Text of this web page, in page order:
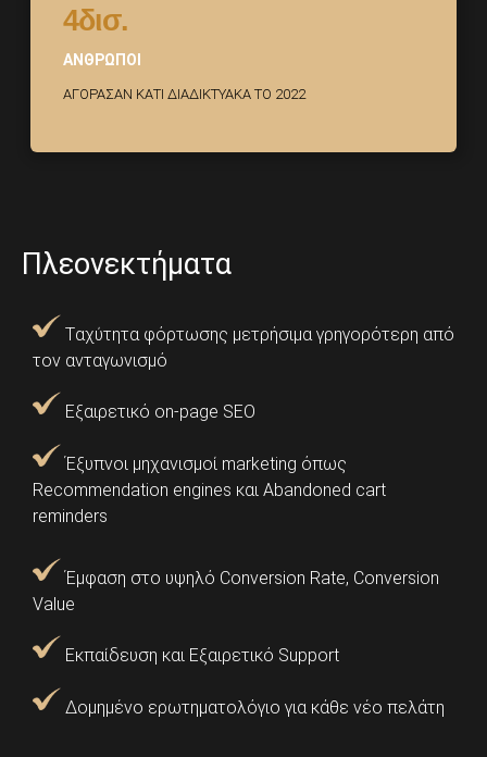
4δισ.
ΑΝΘΡΩΠΟΙ
ΑΓΟΡΑΣΑΝ ΚΑΤΙ ΔΙΑΔΙΚΤΥΑΚΑ ΤΟ 2022
Πλεονεκτήματα
Tαχύτητα φόρτωσης μετρήσιμα γρηγορότερη από
τον ανταγωνισμό
Εξαιρετικό on-page SEO
Έξυπνοι μηχανισμοί marketing όπως
Recommendation engines και Abandoned cart
reminders
Έμφαση στο υψηλό Conversion Rate, Conversion
Value
Εκπαίδευση και Εξαιρετικό Support
Δομημένο ερωτηματολόγιο για κάθε νέο πελάτη